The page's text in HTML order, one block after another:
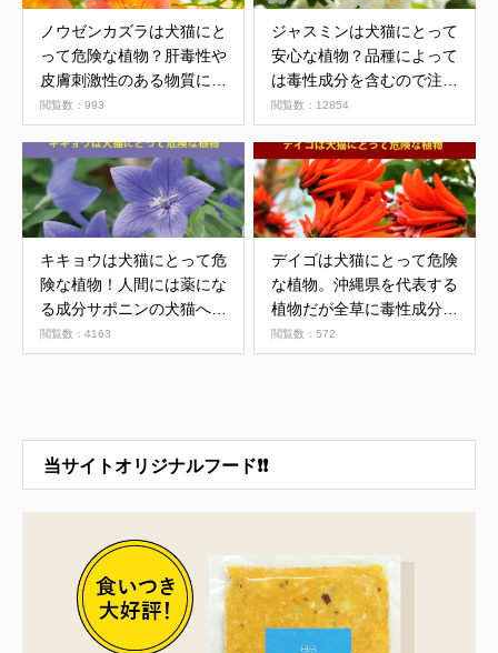
ノウゼンカズラは犬猫にと
って危険な植物？肝毒性や
皮膚刺激性のある物質に注
意が必要
閲覧数：993
ジャスミンは犬猫にとって
安心な植物？品種によって
は毒性成分を含むので注意
が必要
閲覧数：12854
キキョウは犬猫にとって危
険な植物！人間には薬にな
る成分サポニンの犬猫への
影響とは
閲覧数：4163
デイゴは犬猫にとって危険
な植物。沖縄県を代表する
植物だが全草に毒性成分を
含む可能性
閲覧数：572
当サイトオリジナルフード❗❗